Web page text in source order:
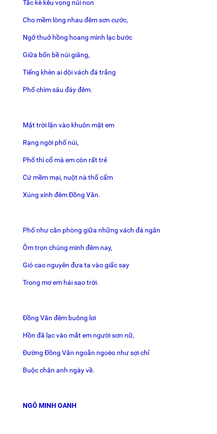
Tắc kè kêu vọng núi non
Cho mềm lòng nhau đêm sơn cước,
Ngỡ thuở hồng hoang mình lạc bước
Giữa bốn bề núi giăng,
Tiếng khèn ai dội vách đá trắng
Phố chìm sâu đáy đêm.
Mặt trời lặn vào khuôn mặt em
Rạng ngời phố núi,
Phố thì cổ mà em còn rất trẻ
Cứ mềm mại, nuột nà thổ cẩm
Xúng xính đêm Đồng Văn.
Phố như căn phòng giữa những vách đá ngăn
Ôm trọn chúng mình đêm nay,
Gió cao nguyên đưa ta vào giấc say
Trong mơ em hái sao trời.
Đồng Văn đêm buông lơi
Hồn đã lạc vào mắt em người sơn nữ,
Đường Đồng Văn ngoằn ngoèo như sợi chỉ
Buộc chân anh ngày về.
NGÔ MINH OANH